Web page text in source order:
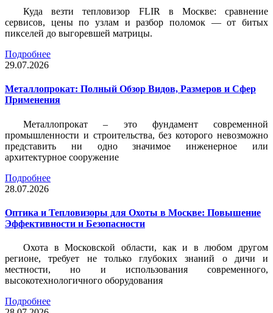
Куда везти тепловизор FLIR в Москве: сравнение
сервисов, цены по узлам и разбор поломок — от битых
пикселей до выгоревшей матрицы.
Подробнее
29.07.2026
Металлопрокат: Полный Обзор Видов, Размеров и Сфер
Применения
Металлопрокат – это фундамент современной
промышленности и строительства, без которого невозможно
представить ни одно значимое инженерное или
архитектурное сооружение
Подробнее
28.07.2026
Оптика и Тепловизоры для Охоты в Москве: Повышение
Эффективности и Безопасности
Охота в Московской области, как и в любом другом
регионе, требует не только глубоких знаний о дичи и
местности, но и использования современного,
высокотехнологичного оборудования
Подробнее